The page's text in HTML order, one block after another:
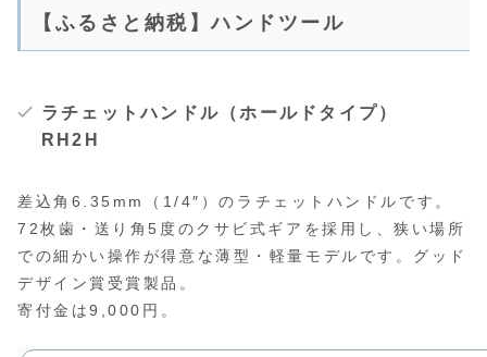
【ふるさと納税】ハンドツール
ラチェットハンドル（ホールドタイプ）
RH2H
差込角6.35mm（1/4″）のラチェットハンドルです。
72枚歯・送り角5度のクサビ式ギアを採用し、狭い場所
での細かい操作が得意な薄型・軽量モデルです。グッド
デザイン賞受賞製品。
寄付金は9,000円。